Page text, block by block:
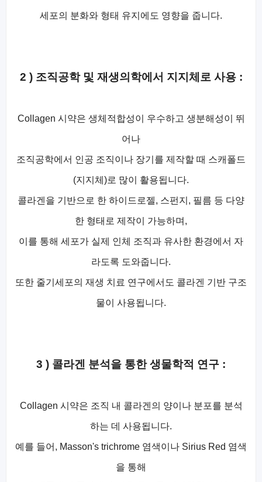
세포의 분화와 형태 유지에도 영향을 줍니다.
2 ) 조직공학 및 재생의학에서 지지체로 사용 :
Collagen 시약은 생체적합성이 우수하고 생분해성이 뛰
어나
조직공학에서 인공 조직이나 장기를 제작할 때 스캐폴드
(지지체)로 많이 활용됩니다.
콜라겐을 기반으로 한 하이드로젤, 스펀지, 필름 등 다양
한 형태로 제작이 가능하며,
이를 통해 세포가 실제 인체 조직과 유사한 환경에서 자
라도록 도와줍니다.
또한 줄기세포의 재생 치료 연구에서도 콜라겐 기반 구조
물이 사용됩니다.
3 ) 콜라겐 분석을 통한 생물학적 연구 :
Collagen 시약은 조직 내 콜라겐의 양이나 분포를 분석
하는 데 사용됩니다.
예를 들어, Masson's trichrome 염색이나 Sirius Red 염색
을 통해